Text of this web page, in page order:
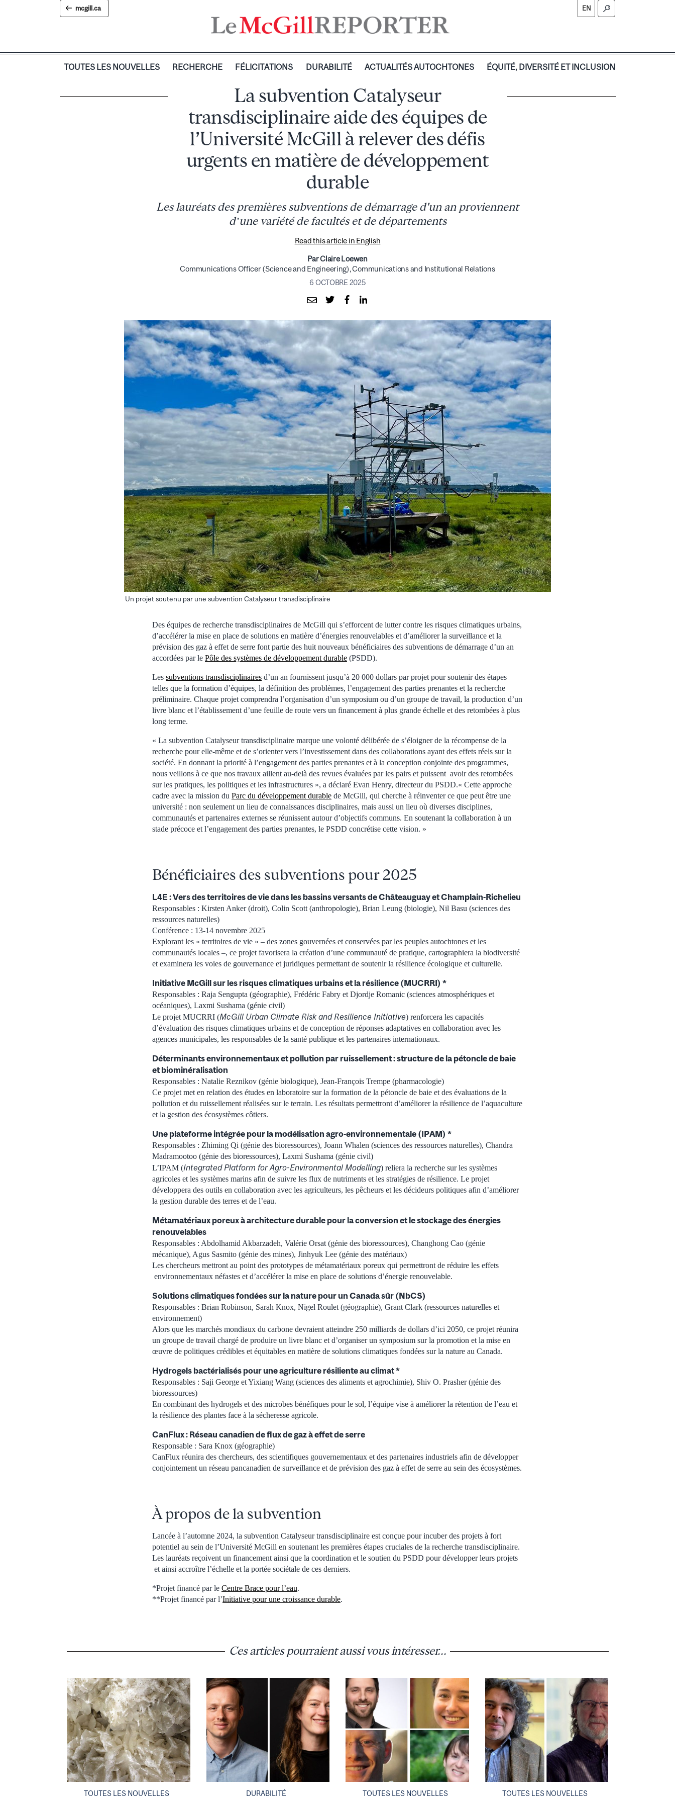
mcgill.ca EN
TOUTES LES NOUVELLES RECHERCHE FÉLICITATIONS DURABILITÉ ACTUALITÉS AUTOCHTONES ÉQUITÉ, DIVERSITÉ ET INCLUSION
La subvention Catalyseur
transdisciplinaire aide des équipes de
l’Université McGill à relever des défis
urgents en matière de développement
durable
Les lauréats des premières subventions de démarrage d'un an proviennent
d’une variété de facultés et de départements
Read this article in English
Par Claire Loewen
Communications Officer (Science and Engineering), Communications and Institutional Relations
6 OCTOBRE 2025
Un projet soutenu par une subvention Catalyseur transdisciplinaire
Des équipes de recherche transdisciplinaires de McGill qui s’efforcent de lutter contre les risques climatiques urbains,
d’accélérer la mise en place de solutions en matière d’énergies renouvelables et d’améliorer la surveillance et la
prévision des gaz à effet de serre font partie des huit nouveaux bénéficiaires des subventions de démarrage d’un an
accordées par le Pôle des systèmes de développement durable (PSDD).
Les subventions transdisciplinaires d’un an fournissent jusqu’à 20 000 dollars par projet pour soutenir des étapes
telles que la formation d’équipes, la définition des problèmes, l’engagement des parties prenantes et la recherche
préliminaire. Chaque projet comprendra l’organisation d’un symposium ou d’un groupe de travail, la production d’un
livre blanc et l’établissement d’une feuille de route vers un financement à plus grande échelle et des retombées à plus
long terme.
« La subvention Catalyseur transdisciplinaire marque une volonté délibérée de s’éloigner de la récompense de la
recherche pour elle-même et de s’orienter vers l’investissement dans des collaborations ayant des effets réels sur la
société. En donnant la priorité à l’engagement des parties prenantes et à la conception conjointe des programmes,
nous veillons à ce que nos travaux aillent au-delà des revues évaluées par les pairs et puissent avoir des retombées
sur les pratiques, les politiques et les infrastructures », a déclaré Evan Henry, directeur du PSDD.« Cette approche
cadre avec la mission du Parc du développement durable de McGill, qui cherche à réinventer ce que peut être une
université : non seulement un lieu de connaissances disciplinaires, mais aussi un lieu où diverses disciplines,
communautés et partenaires externes se réunissent autour d’objectifs communs. En soutenant la collaboration à un
stade précoce et l’engagement des parties prenantes, le PSDD concrétise cette vision. »
Bénéficiaires des subventions pour 2025
L4E : Vers des territoires de vie dans les bassins versants de Châteauguay et Champlain-Richelieu
Responsables : Kirsten Anker (droit), Colin Scott (anthropologie), Brian Leung (biologie), Nil Basu (sciences des
ressources naturelles)
Conférence : 13-14 novembre 2025
Explorant les « territoires de vie » – des zones gouvernées et conservées par les peuples autochtones et les
communautés locales –, ce projet favorisera la création d’une communauté de pratique, cartographiera la biodiversité
et examinera les voies de gouvernance et juridiques permettant de soutenir la résilience écologique et culturelle.
Initiative McGill sur les risques climatiques urbains et la résilience (MUCRRI) *
Responsables : Raja Sengupta (géographie), Frédéric Fabry et Djordje Romanic (sciences atmosphériques et
océaniques), Laxmi Sushama (génie civil)
Le projet MUCRRI (McGill Urban Climate Risk and Resilience Initiative) renforcera les capacités
d’évaluation des risques climatiques urbains et de conception de réponses adaptatives en collaboration avec les
agences municipales, les responsables de la santé publique et les partenaires internationaux.
Déterminants environnementaux et pollution par ruissellement : structure de la pétoncle de baie
et biominéralisation
Responsables : Natalie Reznikov (génie biologique), Jean-François Trempe (pharmacologie)
Ce projet met en relation des études en laboratoire sur la formation de la pétoncle de baie et des évaluations de la
pollution et du ruissellement réalisées sur le terrain. Les résultats permettront d’améliorer la résilience de l’aquaculture
et la gestion des écosystèmes côtiers.
Une plateforme intégrée pour la modélisation agro-environnementale (IPAM) *
Responsables : Zhiming Qi (génie des bioressources), Joann Whalen (sciences des ressources naturelles), Chandra
Madramootoo (génie des bioressources), Laxmi Sushama (génie civil)
L’IPAM (Integrated Platform for Agro-Environmental Modelling) reliera la recherche sur les systèmes
agricoles et les systèmes marins afin de suivre les flux de nutriments et les stratégies de résilience. Le projet
développera des outils en collaboration avec les agriculteurs, les pêcheurs et les décideurs politiques afin d’améliorer
la gestion durable des terres et de l’eau.
Métamatériaux poreux à architecture durable pour la conversion et le stockage des énergies
renouvelables
Responsables : Abdolhamid Akbarzadeh, Valérie Orsat (génie des bioressources), Changhong Cao (génie
mécanique), Agus Sasmito (génie des mines), Jinhyuk Lee (génie des matériaux)
Les chercheurs mettront au point des prototypes de métamatériaux poreux qui permettront de réduire les effets
environnementaux néfastes et d’accélérer la mise en place de solutions d’énergie renouvelable.
Solutions climatiques fondées sur la nature pour un Canada sûr (NbCS)
Responsables : Brian Robinson, Sarah Knox, Nigel Roulet (géographie), Grant Clark (ressources naturelles et
environnement)
Alors que les marchés mondiaux du carbone devraient atteindre 250 milliards de dollars d’ici 2050, ce projet réunira
un groupe de travail chargé de produire un livre blanc et d’organiser un symposium sur la promotion et la mise en
œuvre de politiques crédibles et équitables en matière de solutions climatiques fondées sur la nature au Canada.
Hydrogels bactérialisés pour une agriculture résiliente au climat *
Responsables : Saji George et Yixiang Wang (sciences des aliments et agrochimie), Shiv O. Prasher (génie des
bioressources)
En combinant des hydrogels et des microbes bénéfiques pour le sol, l’équipe vise à améliorer la rétention de l’eau et
la résilience des plantes face à la sécheresse agricole.
CanFlux : Réseau canadien de flux de gaz à effet de serre
Responsable : Sara Knox (géographie)
CanFlux réunira des chercheurs, des scientifiques gouvernementaux et des partenaires industriels afin de développer
conjointement un réseau pancanadien de surveillance et de prévision des gaz à effet de serre au sein des écosystèmes.
À propos de la subvention
Lancée à l’automne 2024, la subvention Catalyseur transdisciplinaire est conçue pour incuber des projets à fort
potentiel au sein de l’Université McGill en soutenant les premières étapes cruciales de la recherche transdisciplinaire.
Les lauréats reçoivent un financement ainsi que la coordination et le soutien du PSDD pour développer leurs projets
et ainsi accroître l’échelle et la portée sociétale de ces derniers.
*Projet financé par le Centre Brace pour l’eau.
**Projet financé par l’Initiative pour une croissance durable.
Ces articles pourraient aussi vous intéresser...
TOUTES LES NOUVELLES DURABILITÉ TOUTES LES NOUVELLES TOUTES LES NOUVELLES